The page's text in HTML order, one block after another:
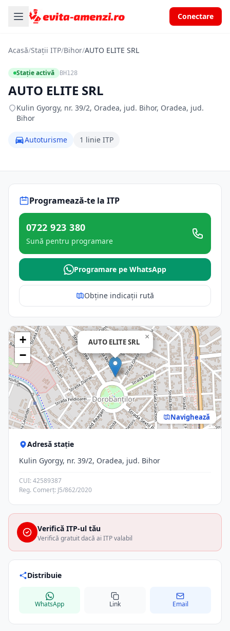
Conectare
Acasă/Stații ITP/Bihor/AUTO ELITE SRL
Stație activă BH128
AUTO ELITE SRL
Kulin Gyorgy, nr. 39/2, Oradea, jud. Bihor, Oradea, jud.
Bihor
Autoturisme 1 linie ITP
Programează-te la ITP
0722 923 380
Sună pentru programare
Programare pe WhatsApp
Obține indicații rută
AUTO ELITE SRL
×
+
−
Navighează
Adresă stație
Kulin Gyorgy, nr. 39/2, Oradea, jud. Bihor
CUI: 42589387
Reg. Comerț: J5/862/2020
Verifică ITP-ul tău
Verifică gratuit dacă ai ITP valabil
Distribuie
WhatsApp Link Email